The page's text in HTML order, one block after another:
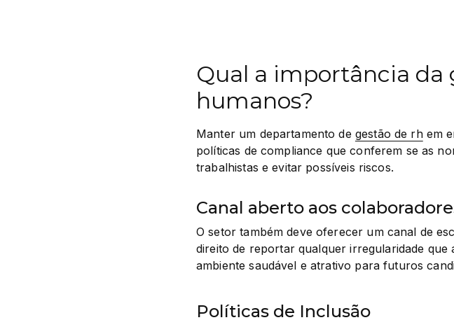
Qual a importância da
humanos?
Manter um departamento de gestão de rh em
políticas de compliance que conferem se as
trabalhistas e evitar possíveis riscos.
Canal aberto aos
O setor também deve oferecer um canal de
direito de reportar qualquer irregularidade
ambiente saudável e atrativo para futuros
Políticas de Inclusão